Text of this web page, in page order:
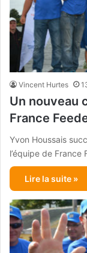
Vincent Hurtes
Un nouveau
France
Yvon Houssais
l’équipe de France
Lire la suite »